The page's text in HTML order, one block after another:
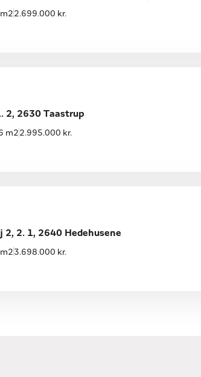
2.699.000 kr.
2, 2630 Taastrup
m2 2.995.000 kr.
2, 2. 1, 2640 Hedehusene
3.698.000 kr.